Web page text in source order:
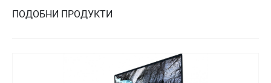
ПОДОБНИ ПРОДУКТИ